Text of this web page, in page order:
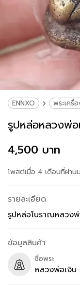
ENNXO พระเครื่
รูปหล่อหลวงพ่
4,500 บาท
โพสต์เมื่อ 4 เดือนที่ผ่าน
รายละเอียด
รูปหล่อโบราณหลวง
ข้อมูลสินค้า
ชื่อพระ
หลวงพ่อเงิน